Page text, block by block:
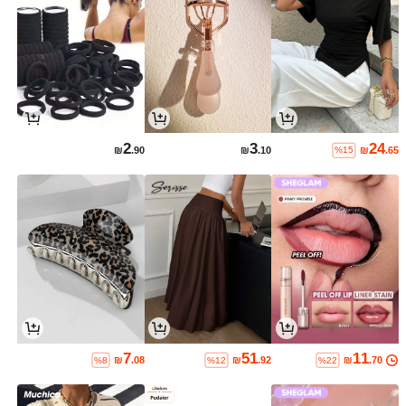
₪24.65
%15
₪3.10
₪2.90
₪11.70
%22
₪51.92
%12
₪7.08
%8